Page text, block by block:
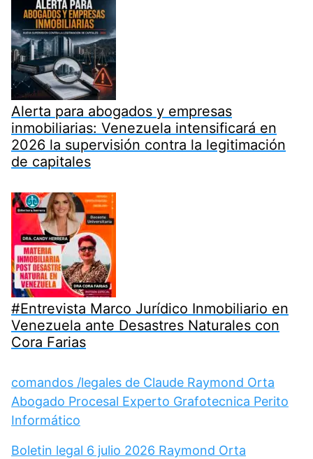
Alerta para abogados y empresas
inmobiliarias: Venezuela intensificará en
2026 la supervisión contra la legitimación
de capitales
#Entrevista Marco Jurídico Inmobiliario en
Venezuela ante Desastres Naturales con
Cora Farias
comandos /legales de Claude Raymond Orta
Abogado Procesal Experto Grafotecnica Perito
Informático
Boletin legal 6 julio 2026 Raymond Orta